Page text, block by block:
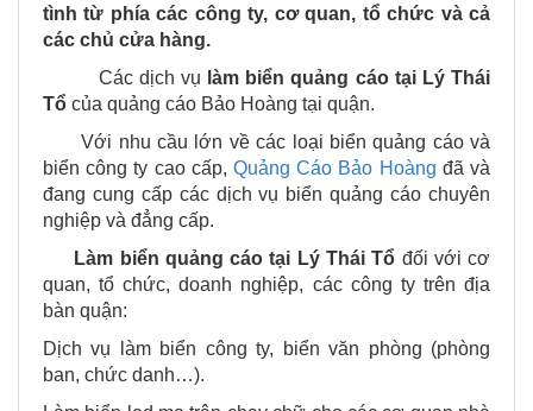
tình từ phía các công ty, cơ quan, tổ chức và cả
các chủ cửa hàng.
Các dịch vụ làm biển quảng cáo tại Lý Thái
Tổ của quảng cáo Bảo Hoàng tại quận.
Với nhu cầu lớn về các loại biển quảng cáo và
biển công ty cao cấp, Quảng Cáo Bảo Hoàng đã và
đang cung cấp các dịch vụ biển quảng cáo chuyên
nghiệp và đẳng cấp.
Làm biển quảng cáo tại Lý Thái Tổ đối với cơ
quan, tổ chức, doanh nghiệp, các công ty trên địa
bàn quận:
Dịch vụ làm biển công ty, biển văn phòng (phòng
ban, chức danh…).